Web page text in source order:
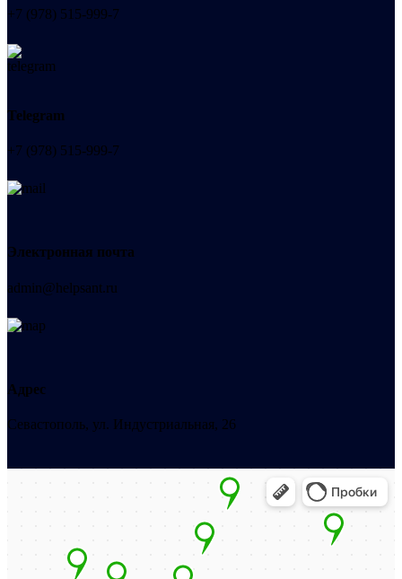
+7 (978) 515-999-7
Telegram
+7 (978) 515-999-7
Электронная почта
admin@helpsant.ru
Адрес
Севастополь, ул. Индустриальная, 26